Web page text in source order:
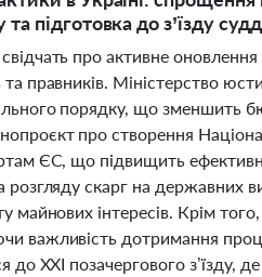
підготовка до з’їзду
про активне
правників. Міністерство
порядку, що зменшить
про створення
ЄС, що підвищить
розгляду скарг на державних
майнових інтересів. Крім
важливість дотримання
до ХХІ позачергового з’їзду,